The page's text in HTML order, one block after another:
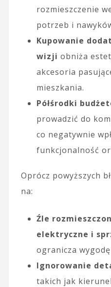
rozmieszczenie
potrzeb i
Kupowanie
wizji obniża
akcesoria
mieszkania.
Półśrodki
prowadzić do
co negatywnie
funkcjonalność
Oprócz powyższych
na:
Źle
elektryczne i
ogranicza
Ignorowanie
takich jak